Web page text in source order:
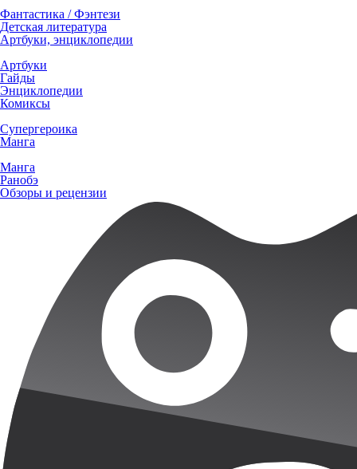
Фантастика / Фэнтези
Детская литература
Артбуки, энциклопедии
Артбуки
Гайды
Энциклопедии
Комиксы
Супергероика
Манга
Манга
Ранобэ
Обзоры и рецензии